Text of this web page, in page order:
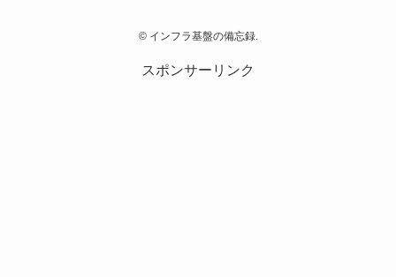
©インフラ基盤の備忘録.
スポンサーリンク